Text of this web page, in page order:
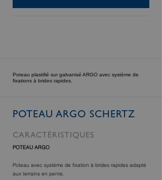
Poteau plastifié sur galvanisé ARGO avec système de
fixations à brides rapides.
POTEAU ARGO SCHERTZ
CARACTÉRISTIQUES
POTEAU ARGO
Poteau avec système de fixation à brides rapides adapté
aux terrains en pente.